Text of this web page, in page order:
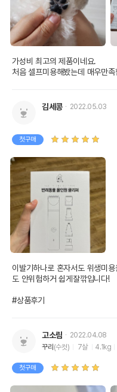
가성비 최고의 제품이네요.
처음 셀프미용해봤는데 매우만족
김세콩 2022.05.03
첫구매
이발기하나로 혼자서도 위생미
도 안위험하거 쉽게잘깎입니다!
#상품후기
고소림
2022.04.08
꾸리 (수컷) 7살 4.1kg
첫구매